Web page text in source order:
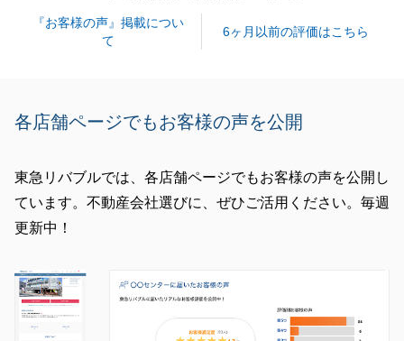
『お客様の声』掲載につい
て
6ヶ月以前の評価はこちら
各店舗ページでもお客様の声を公開
東急リバブルでは、各店舗ページでもお客様の声を公開し
ています。不動産会社選びに、ぜひご活用ください。毎週
更新中！